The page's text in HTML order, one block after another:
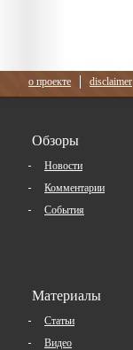
о проекте disclaimer
Обзоры
Новости
Комментарии
События
Материалы
Статьи
Видео